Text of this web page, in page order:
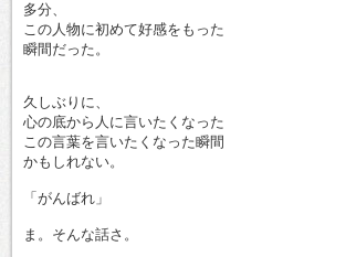
多分、
この人物に初めて好感をもった
瞬間だった。
久しぶりに、
心の底から人に言いたくなった
この言葉を言いたくなった瞬間
かもしれない。
「がんばれ」
ま。そんな話さ。